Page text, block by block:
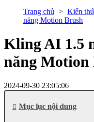
Trang chủ Kiến
năng Motion Brush
Kling AI 1.5
năng Motion
2024-09-30 23:05:06
Mục lục nội dung